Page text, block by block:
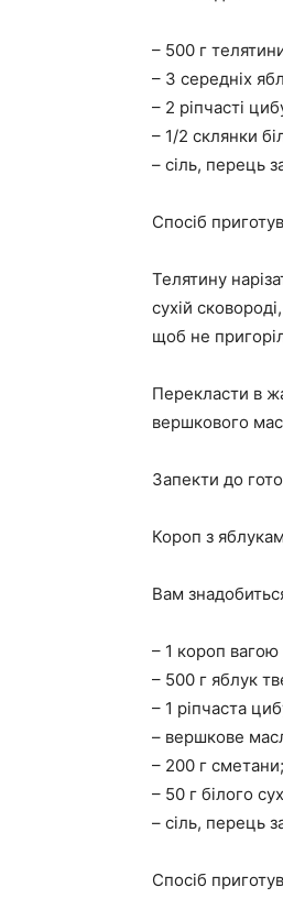
– 500 г
– 3 середніх
– 2 ріпчасті
– 1/2 склянки
– сіль, перець
Спосіб
Телятину
сухій
щоб не
Перекласти в
вершкового
Запекти до
Короп з
Вам
– 1 короп
– 500 г яблук
– 1 ріпчаста
– вершкове
– 200 г сметани;
– 50 г білого
– сіль, перець
Спосіб